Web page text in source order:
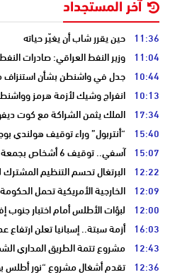
آخر المستجداد
11:36 حين يقرر شاب أن يغيّر حياته
11:04 وزير النفط العراقي: صادرات النفط تراجعت
10:44 جدل في واشنطن بشأن استنزاف
10:13 انفراج وشيك لأزمة هرمز
17:34 الملك يثمن الشراكة مع كوت
15:40 “أنتربول” وراء توقيف هولندي
15:07 آسفي.. توقيف 6 أشخاص بجمعة سحيم للاشتباه في التنقيب عن الكنوز .
12:22 البرتغال تحسم التنظيم المشترك لمونديال 2030 وتتمسك بالشراكة
12:09 الخارجية الأمريكية تحمل
12:00 لبؤات الأطلس أمام اختبار
16:03 أزمة سبتة.. إسبانيا تعلن ارتفاع عدد
12:43 مشروع تتمة الطريق المداري
12:36 تقدم أشغال مشروع “نور أطلس بودنيب”